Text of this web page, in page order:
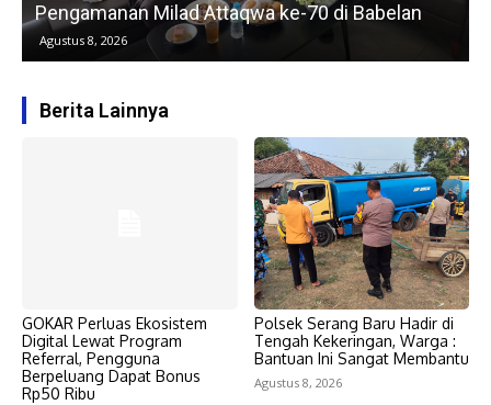
Pengamanan Milad Attaqwa ke-70 di Babelan
Agustus 8, 2026
Berita Lainnya
GOKAR Perluas Ekosistem
Digital Lewat Program
Referral, Pengguna
Berpeluang Dapat Bonus
Rp50 Ribu
Polsek Serang Baru Hadir di
Tengah Kekeringan, Warga :
Bantuan Ini Sangat Membantu
Agustus 8, 2026